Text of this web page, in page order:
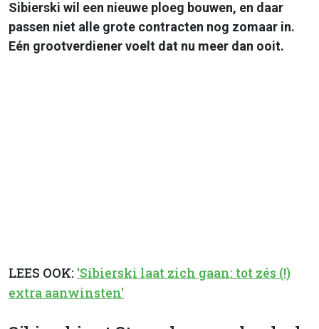
Sibierski wil een nieuwe ploeg bouwen, en daar
passen niet alle grote contracten nog zomaar in.
Eén grootverdiener voelt dat nu meer dan ooit.
LEES OOK: 'Sibierski laat zich gaan: tot zés (!)
extra aanwinsten'